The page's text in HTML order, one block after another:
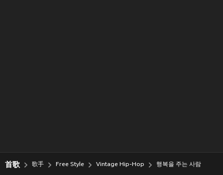
首歌 歌手 Free Style Vintage Hip-Hop 행복을 주는 사람